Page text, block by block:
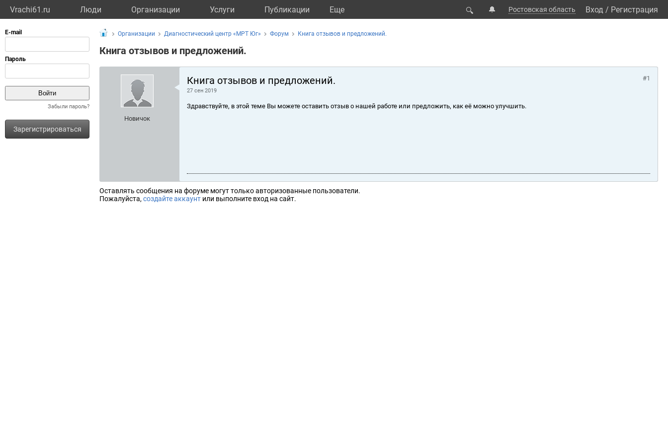
Vrachi61.ru Люди Организации Услуги Публикации Eще 🔍 🔔 Ростовская область Вход / Регистрация
Забыли пароль?
Зарегистрироваться
Организации Диагностический центр «МРТ Юг» Форум Книга отзывов и предложений.
Книга отзывов и предложений.
Новичок
Книга отзывов и предложений.
27 сен 2019
#1
Здравствуйте, в этой теме Вы можете оставить отзыв о нашей работе или предложить, как её можно улучшить.
Оставлять сообщения на форуме могут только авторизованные пользователи.
Пожалуйста, создайте аккаунт или выполните вход на сайт.